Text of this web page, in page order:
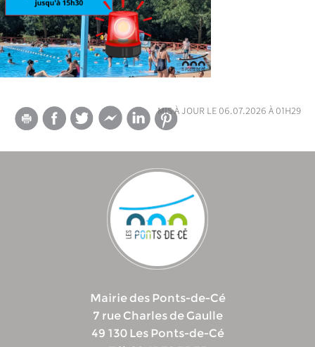
mis à jour le 06.07.2026 à 01h29
Mairie des Ponts-de-Cé
7 rue Charles de Gaulle
49 130 Les Ponts-de-Cé